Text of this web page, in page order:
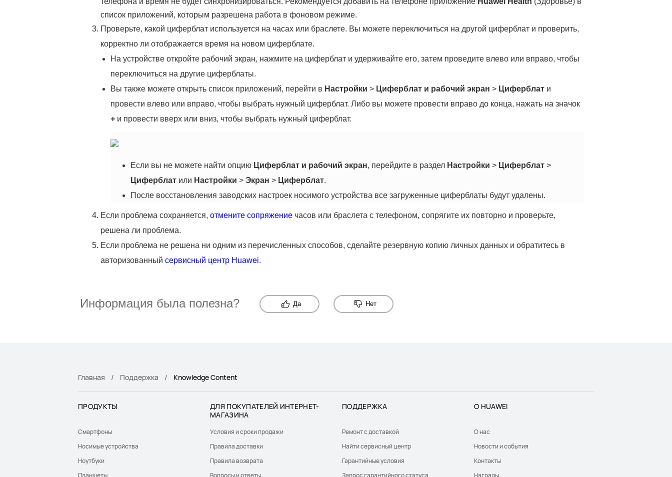
список приложений, которым разрешена работа в фоновом режиме.
Проверьте, какой циферблат используется на часах или браслете. Вы можете переключиться на другой циферблат и проверить,
корректно ли отображается время на новом циферблате.
На устройстве откройте рабочий экран, нажмите на циферблат и удерживайте его, затем проведите влево или вправо, чтобы
переключиться на другие циферблаты.
Вы также можете открыть список приложений, перейти в Настройки > Циферблат и рабочий экран > Циферблати
провести влево или вправо, чтобы выбрать нужный циферблат. Либо вы можете провести вправо до конца, нажать на значок
+и провести вверх или вниз, чтобы выбрать нужный циферблат.
Если вы не можете найти опцию Циферблат и рабочий экран, перейдите в раздел Настройки > Циферблат>
Циферблатили Настройки > Экран > Циферблат.
После восстановления заводских настроек носимого устройства все загруженные циферблаты будут удалены.
Если проблема сохраняется, отмените сопряжениечасов или браслета с телефоном, сопрягите их повторно и проверьте,
решена ли проблема.
Если проблема не решена ни одним из перечисленных способов, сделайте резервную копию личных данных и обратитесь в
авторизованный сервисный центр Huawei.
Информация была полезна? Да Нет
Главная Поддержка Knowledge Content
ПРОДУКТЫ
Смартфоны
Носимые устройства
Ноутбуки
Планшеты
ДЛЯ ПОКУПАТЕЛЕЙ ИНТЕРНЕТ-
МАГАЗИНА
Условия и сроки продажи
Правила доставки
Правила возврата
Вопросы и ответы
ПОДДЕРЖКА
Ремонт с доставкой
Найти сервисный центр
Гарантийные условия
Запрос гарантийного статуса
О HUAWEI
О нас
Новости и события
Контакты
Награды